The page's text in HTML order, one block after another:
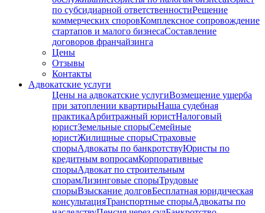
по субсидиарной ответственностиРешение
коммерческих споровКомплексное сопровождение
стартапов и малого бизнесаСоставление
договоров франчайзинга
Цены
Отзывы
Контакты
Адвокатские услуги
Цены на адвокатские услугиВозмещение ущерба
при затоплении квартирыНаша судебная
практикаАрбитражный юристНалоговый
юристЗемельные спорыСемейные
юристЖилищные спорыСтраховые
спорыАдвокаты по банкротствуЮристы по
кредитным вопросамКорпоративные
спорыАдвокат по строительным
спорамЛизинговые спорыТрудовые
спорыВзыскание долговБесплатная юридическая
консультацияТранспортные спорыАдвокаты по